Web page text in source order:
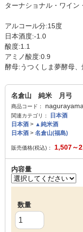
ターナショナル・ワイン
アルコール分:15度
日本酒度:-1.0
酸度:1.1
アミノ酸度:0.9
酵母:うつくしま夢酵母
名倉山 純米 月弓
商品コード：
関連カテゴリ：
日本酒
日本酒 > ▲純米酒
日本酒 > 名倉山(福島)
販売価格(税込)： 1,507～
内容量
数量